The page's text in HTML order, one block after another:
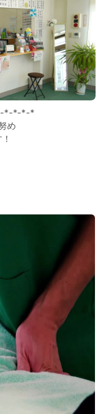
*-*-*-*
め
*-*-*
に
目指します ≫
た